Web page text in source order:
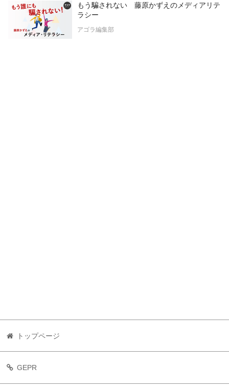
もう騙されない 藤原かずえのメディアリテ
ラシー
アゴラ編集部
トップページ
GEPR